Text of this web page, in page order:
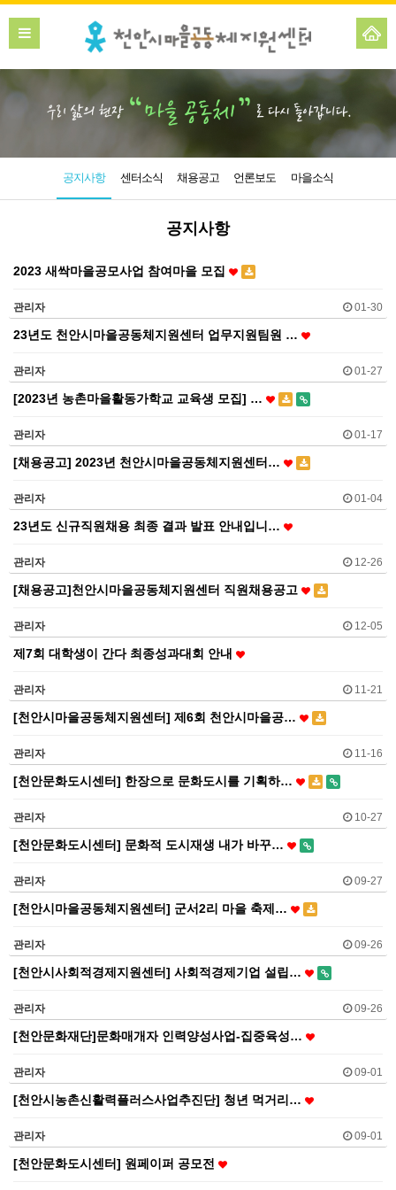
공지사항 센터소식 채용공고 언론보도 마을소식
공지사항
2023 새싹마을공모사업 참여마을 모집
관리자 01-30
23년도 천안시마을공동체지원센터 업무지원팀원 …
관리자 01-27
[2023년 농촌마을활동가학교 교육생 모집] …
관리자 01-17
[채용공고] 2023년 천안시마을공동체지원센터…
관리자 01-04
23년도 신규직원채용 최종 결과 발표 안내입니…
관리자 12-26
[채용공고]천안시마을공동체지원센터 직원채용공고
관리자 12-05
제7회 대학생이 간다 최종성과대회 안내
관리자 11-21
[천안시마을공동체지원센터] 제6회 천안시마을공…
관리자 11-16
[천안문화도시센터] 한장으로 문화도시를 기획하…
관리자 10-27
[천안문화도시센터] 문화적 도시재생 내가 바꾸…
관리자 09-27
[천안시마을공동체지원센터] 군서2리 마을 축제…
관리자 09-26
[천안시사회적경제지원센터] 사회적경제기업 설립…
관리자 09-26
[천안문화재단]문화매개자 인력양성사업-집중육성…
관리자 09-01
[천안시농촌신활력플러스사업추진단] 청년 먹거리…
관리자 09-01
[천안문화도시센터] 원페이퍼 공모전